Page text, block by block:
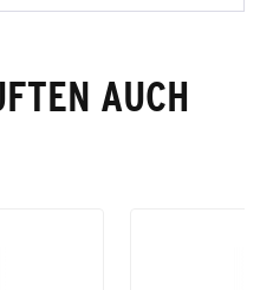
AUCH